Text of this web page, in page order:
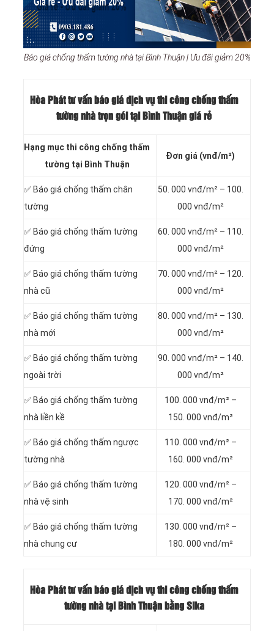
Báo giá chống thấm tường nhà tại Bình Thuận | Ưu đãi giảm 20%
Hòa Phát tư vấn báo giá dịch vụ thi công chống thấm
tường nhà trọn gói tại Bình Thuận giá rẻ
Hạng mục thi công chống thấm
tường tại Bình Thuận
Đơn giá (vnđ/m²)
✅ Báo giá chống thấm chân
tường
50. 000 vnđ/m² – 100.
000 vnđ/m²
✅ Báo giá chống thấm tường
đứng
60. 000 vnđ/m² – 110.
000 vnđ/m²
✅ Báo giá chống thấm tường
nhà cũ
70. 000 vnđ/m² – 120.
000 vnđ/m²
✅ Báo giá chống thấm tường
nhà mới
80. 000 vnđ/m² – 130.
000 vnđ/m²
✅ Báo giá chống thấm tường
ngoài trời
90. 000 vnđ/m² – 140.
000 vnđ/m²
✅ Báo giá chống thấm tường
nhà liền kề
100. 000 vnđ/m² –
150. 000 vnđ/m²
✅ Báo giá chống thấm ngược
tường nhà
110. 000 vnđ/m² –
160. 000 vnđ/m²
✅ Báo giá chống thấm tường
nhà vệ sinh
120. 000 vnđ/m² –
170. 000 vnđ/m²
✅ Báo giá chống thấm tường
nhà chung cư
130. 000 vnđ/m² –
180. 000 vnđ/m²
Hòa Phát tư vấn báo giá dịch vụ thi công chống thấm
tường nhà tại Bình Thuận bằng Sika